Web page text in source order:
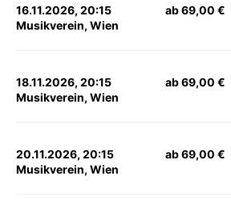
16.11.2026, 20:15
Musikverein, Wien
ab 69,00 €
18.11.2026, 20:15
Musikverein, Wien
ab 69,00 €
20.11.2026, 20:15
Musikverein, Wien
ab 69,00 €